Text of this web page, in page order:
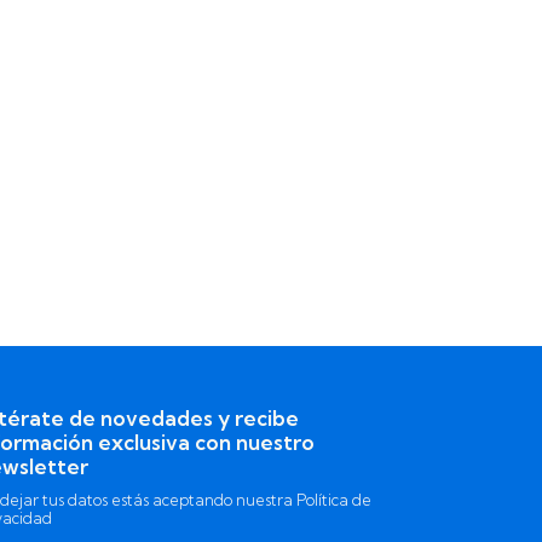
de novedades y recibe
exclusiva con nuestro
tus datos estás aceptando nuestra Política de